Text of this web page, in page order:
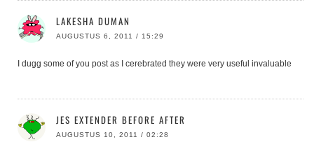
LAKESHA DUMAN
AUGUSTUS 6, 2011 / 15:29
I dugg some of you post as I cerebrated they were very useful invaluable
JES EXTENDER BEFORE AFTER
AUGUSTUS 10, 2011 / 02:28